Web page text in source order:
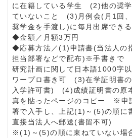
に在籍している学生 (2)他の奨
ていないこと (3)月例会(月1回、
奨学金を手渡し)に毎月出席でき
◆金額／月額3万円
◆応募方法／(1)申請書(当法人の
担当部署などで配布)※手書きで
研究計画に関して日本語1000字
ワープロ書き可 (3)在学証明書
入学許可書) (4)成績証明書の原
真を貼ったページのコピー ※申
署で入手し、上記(1)～(5)の順に
直接当法人へ郵送(書留不可)
※(1)～(5)の順に束ねていない場